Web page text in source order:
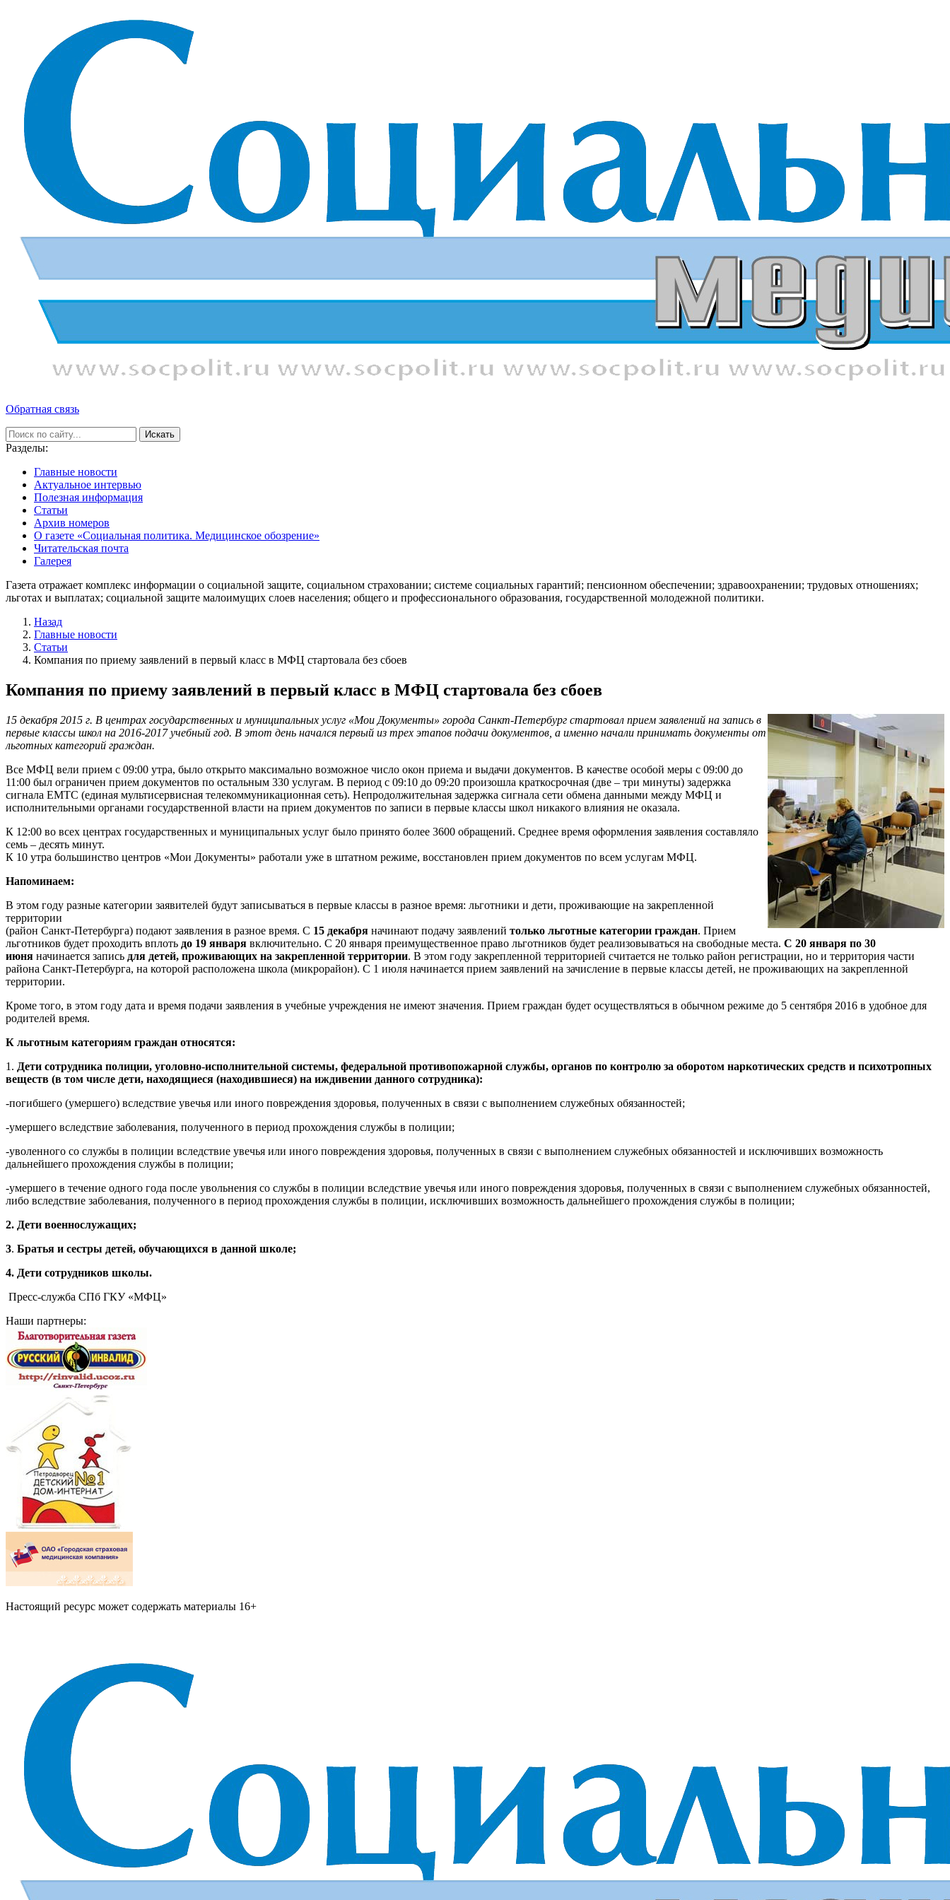
Обратная связь
Искать
Разделы:
Главные новости
Актуальное интервью
Полезная информация
Статьи
Архив номеров
О газете «Социальная политика. Медицинское обозрение»
Читательская почта
Галерея
Газета отражает комплекс информации о социальной защите, социальном страховании; системе социальных гарантий; пенсионном обеспечении; здравоохранении; трудовых отношениях;
льготах и выплатах; социальной защите малоимущих слоев населения; общего и профессионального образования, государственной молодежной политики.
Назад
Главные новости
Статьи
Компания по приему заявлений в первый класс в МФЦ стартовала без сбоев
Компания по приему заявлений в первый класс в МФЦ стартовала без сбоев
15 декабря 2015 г. В центрах государственных и муниципальных услуг «Мои Документы» города Санкт-Петербург стартовал прием заявлений на запись в
первые классы школ на 2016-2017 учебный год. В этот день начался первый из трех этапов подачи документов, а именно начали принимать документы от
льготных категорий граждан.
Все МФЦ вели прием с 09:00 утра, было открыто максимально возможное число окон приема и выдачи документов. В качестве особой меры с 09:00 до
11:00 был ограничен прием документов по остальным 330 услугам. В период с 09:10 до 09:20 произошла краткосрочная (две – три минуты) задержка
сигнала ЕМТС (единая мультисервисная телекоммуникационная сеть). Непродолжительная задержка сигнала сети обмена данными между МФЦ и
исполнительными органами государственной власти на прием документов по записи в первые классы школ никакого влияния не оказала.
К 12:00 во всех центрах государственных и муниципальных услуг было принято более 3600 обращений. Среднее время оформления заявления составляло
семь – десять минут.
К 10 утра большинство центров «Мои Документы» работали уже в штатном режиме, восстановлен прием документов по всем услугам МФЦ.
Напоминаем:
В этом году разные категории заявителей будут записываться в первые классы в разное время: льготники и дети, проживающие на закрепленной
территории
(район Санкт-Петербурга) подают заявления в разное время. С 15 декабря начинают подачу заявлений только льготные категории граждан. Прием
льготников будет проходить вплоть до 19 января включительно. С 20 января преимущественное право льготников будет реализовываться на свободные места. С 20 января по 30
июня начинается запись для детей, проживающих на закрепленной территории. В этом году закрепленной территорией считается не только район регистрации, но и территория части
района Санкт-Петербурга, на которой расположена школа (микрорайон). С 1 июля начинается прием заявлений на зачисление в первые классы детей, не проживающих на закрепленной
территории.
Кроме того, в этом году дата и время подачи заявления в учебные учреждения не имеют значения. Прием граждан будет осуществляться в обычном режиме до 5 сентября 2016 в удобное для
родителей время.
К льготным категориям граждан относятся:
1. Дети сотрудника полиции, уголовно-исполнительной системы, федеральной противопожарной службы, органов по контролю за оборотом наркотических средств и психотропных
веществ (в том числе дети, находящиеся (находившиеся) на иждивении данного сотрудника):
-погибшего (умершего) вследствие увечья или иного повреждения здоровья, полученных в связи с выполнением служебных обязанностей;
-умершего вследствие заболевания, полученного в период прохождения службы в полиции;
-уволенного со службы в полиции вследствие увечья или иного повреждения здоровья, полученных в связи с выполнением служебных обязанностей и исключивших возможность
дальнейшего прохождения службы в полиции;
-умершего в течение одного года после увольнения со службы в полиции вследствие увечья или иного повреждения здоровья, полученных в связи с выполнением служебных обязанностей,
либо вследствие заболевания, полученного в период прохождения службы в полиции, исключивших возможность дальнейшего прохождения службы в полиции;
2. Дети военнослужащих;
3. Братья и сестры детей, обучающихся в данной школе;
4. Дети сотрудников школы.
Пресс-служба СПб ГКУ «МФЦ»
Наши партнеры:
Настоящий ресурс может содержать материалы 16+